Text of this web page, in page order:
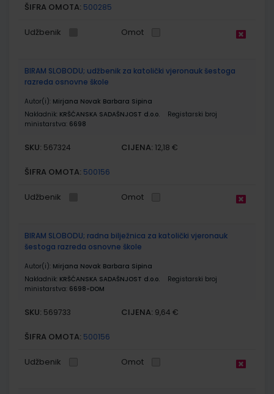
ŠIFRA OMOTA: 500285
Udžbenik Omot
BIRAM SLOBODU; udžbenik za katolički vjeronauk šestoga
razreda osnovne škole
Autor(i): Mirjana Novak Barbara Sipina
Nakladnik: KRŠĆANSKA SADAŠNJOST d.o.o.
Registarski broj
ministarstva: 6698
SKU: 567324 CIJENA: 12,18 €
ŠIFRA OMOTA: 500156
Udžbenik Omot
BIRAM SLOBODU; radna bilježnica za katolički vjeronauk
šestoga razreda osnovne škole
Autor(i): Mirjana Novak Barbara Sipina
Nakladnik: KRŠĆANSKA SADAŠNJOST d.o.o.
Registarski broj
ministarstva: 6698-DOM
SKU: 569733 CIJENA: 9,64 €
ŠIFRA OMOTA: 500156
Udžbenik Omot